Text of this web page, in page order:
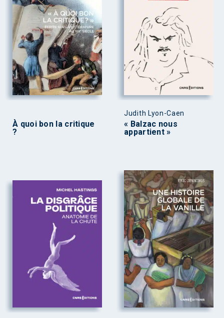
À quoi bon la critique
?
Judith Lyon-Caen
« Balzac nous
appartient »